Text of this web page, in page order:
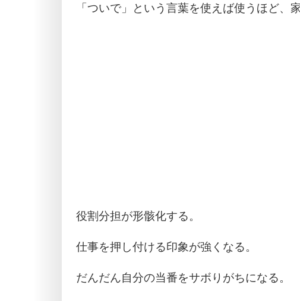
「ついで」という言葉を使えば使うほど、
役割分担が形骸化する。
仕事を押し付ける印象が強くなる。
だんだん自分の当番をサボりがちになる。